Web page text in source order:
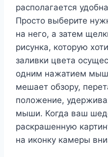
располагается
Просто выберите
на него, а затем
рисунка, которую
заливки цвета
одним нажатием
мешает обзору,
положение,
мыши. Когда ваш
раскрашенную
на иконку камеры